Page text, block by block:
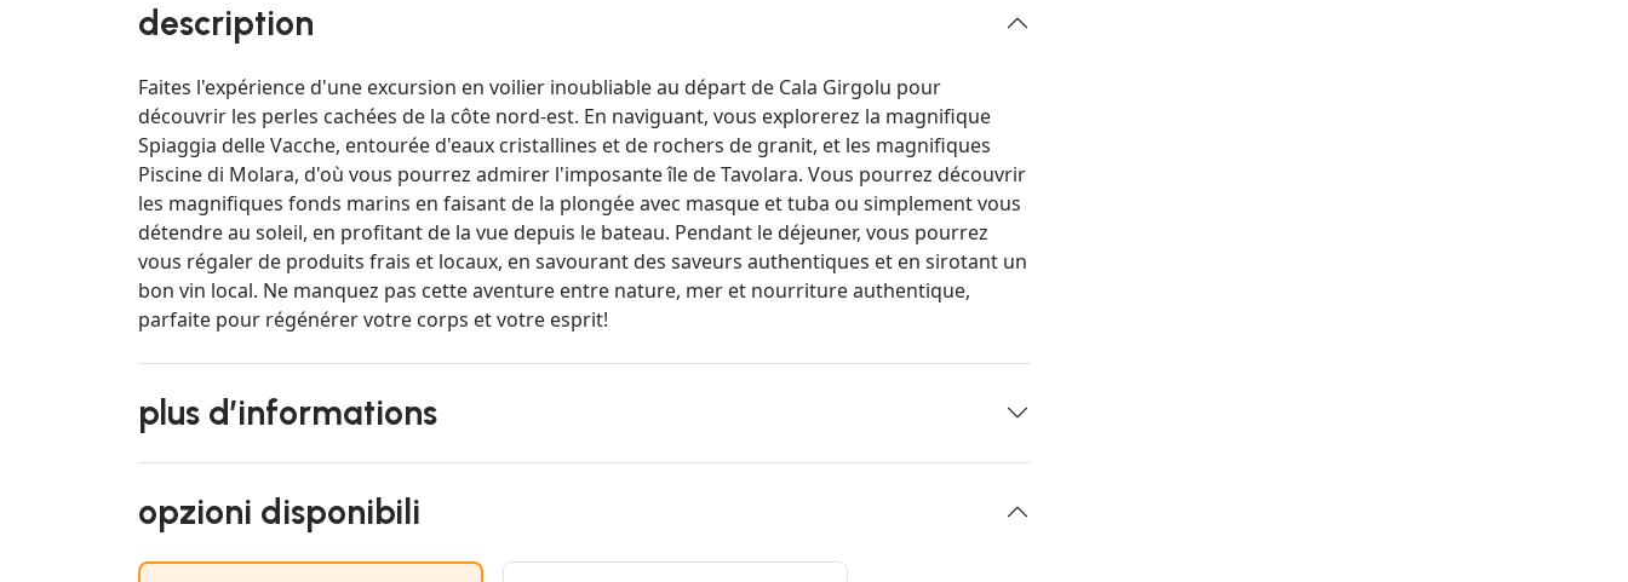
description
Faites l'expérience d'une excursion en voilier inoubliable au départ de Cala Girgolu pour
découvrir les perles cachées de la côte nord-est. En naviguant, vous explorerez la magnifique
Spiaggia delle Vacche, entourée d'eaux cristallines et de rochers de granit, et les magnifiques
Piscine di Molara, d'où vous pourrez admirer l'imposante île de Tavolara. Vous pourrez découvrir
les magnifiques fonds marins en faisant de la plongée avec masque et tuba ou simplement vous
détendre au soleil, en profitant de la vue depuis le bateau. Pendant le déjeuner, vous pourrez
vous régaler de produits frais et locaux, en savourant des saveurs authentiques et en sirotant un
bon vin local. Ne manquez pas cette aventure entre nature, mer et nourriture authentique,
parfaite pour régénérer votre corps et votre esprit!
plus d’informations
opzioni disponibili